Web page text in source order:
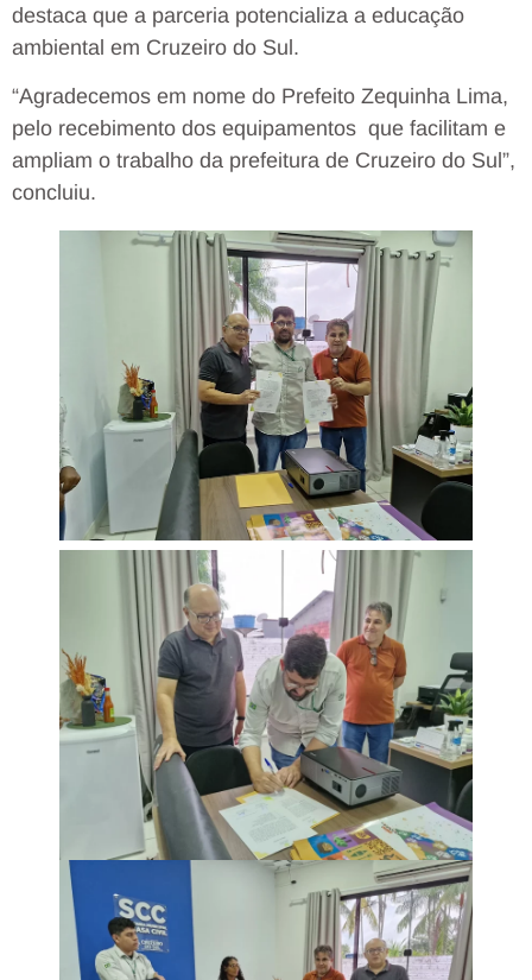
destaca que a parceria potencializa a educação
ambiental em Cruzeiro do Sul.
“Agradecemos em nome do Prefeito Zequinha Lima,
pelo recebimento dos equipamentos que facilitam e
ampliam o trabalho da prefeitura de Cruzeiro do Sul”,
concluiu.